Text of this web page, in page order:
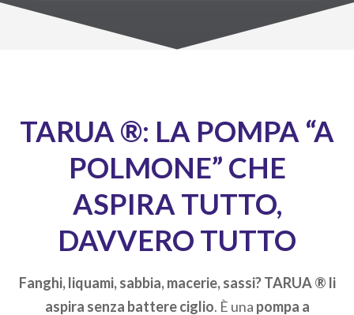
TARUA ®: LA POMPA “A
POLMONE” CHE
ASPIRA TUTTO,
DAVVERO TUTTO
Fanghi, liquami, sabbia, macerie, sassi? TARUA ®​ li
aspira senza battere ciglio. È una pompa a